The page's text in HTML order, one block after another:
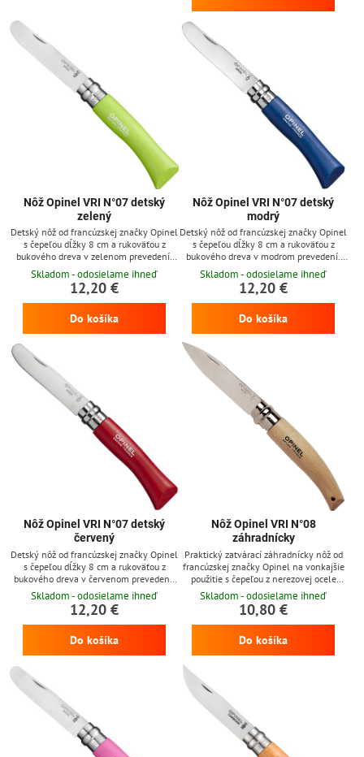
Nôž Opinel VRI N°07 detský
zelený
Detský nôž od francúzskej značky Opinel
s čepeľou dĺžky 8 cm a rukoväťou z
bukového dreva v zelenom prevedení.
Špička noža má zaoblený tvar a nôž
obsahuje aj poistku Viroblock pre
maximálnu ochranú vaších detí
Skladom - odosielame ihneď
12,20 €
Do košíka
Nôž Opinel VRI N°07 detský
modrý
Detský nôž od francúzskej značky Opinel
s čepeľou dĺžky 8 cm a rukoväťou z
bukového dreva v modrom prevedení.
Špička noža má zaoblený tvar a nôž
obsahuje aj poistku Viroblock pre
maximálnu ochranú vaších detí
Skladom - odosielame ihneď
12,20 €
Do košíka
Nôž Opinel VRI N°07 detský
červený
Detský nôž od francúzskej značky Opinel
s čepeľou dĺžky 8 cm a rukoväťou z
bukového dreva v červenom prevedení.
Špička noža má zaoblený tvar a nôž
obsahuje aj poistku Viroblock pre
maximálnu ochranú vaších detí
Skladom - odosielame ihneď
12,20 €
Do košíka
Nôž Opinel VRI N°08
záhradnícky
Praktický zatvárací záhradnícky nôž od
francúzskej značky Opinel na vonkajšie
použitie s čepeľou z nerezovej ocele
dĺžky 8,5 cm a rukoväťou z bukového
dreva s otvorom pre šnúrku, nôž
obsahuje otočnú poistku Viroblock.
Skladom - odosielame ihneď
10,80 €
Do košíka